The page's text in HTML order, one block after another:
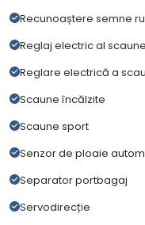
Recunoaștere semne
Reglaj electric al
Reglare electrică a
Scaune încălzite
Scaune sport
Senzor de ploaie
Separator portbagaj
Servodirecție